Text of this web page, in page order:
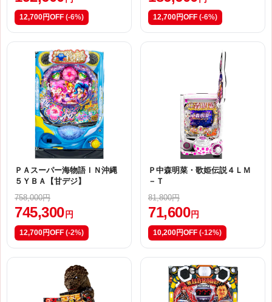
12,700円OFF (-6%) 12,700円OFF (-6%)
ＰＡスーパー海物語ＩＮ沖縄
５ＹＢＡ【甘デジ】
758,000円
745,300 円
12,700円OFF (-2%)
Ｐ中森明菜・歌姫伝説４ＬＭ
－Ｔ
81,800円
71,600 円
10,200円OFF (-12%)